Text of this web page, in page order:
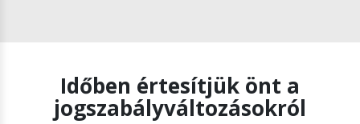
Időben értesítjük önt a
jogszabályváltozásokról